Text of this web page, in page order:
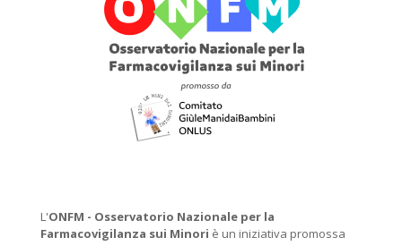
L'ONFM - Osservatorio Nazionale per la
Farmacovigilanza sui Minori è un iniziativa promossa